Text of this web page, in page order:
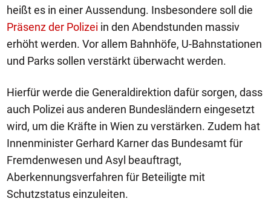
heißt es in einer Aussendung. Insbesondere soll die
Präsenz der Polizei in den Abendstunden massiv
erhöht werden. Vor allem Bahnhöfe, U-Bahnstationen
und Parks sollen verstärkt überwacht werden.
Hierfür werde die Generaldirektion dafür sorgen, dass
auch Polizei aus anderen Bundesländern eingesetzt
wird, um die Kräfte in Wien zu verstärken. Zudem hat
Innenminister Gerhard Karner das Bundesamt für
Fremdenwesen und Asyl beauftragt,
Aberkennungsverfahren für Beteiligte mit
Schutzstatus einzuleiten.